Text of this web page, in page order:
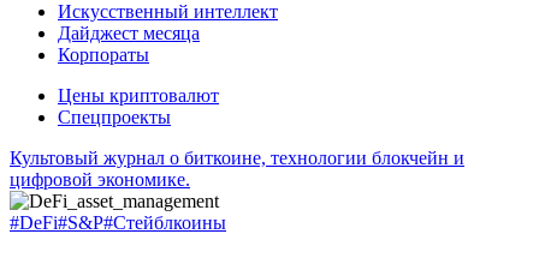
Искусственный интеллект
Дайджест месяца
Корпораты
Цены криптовалют
Спецпроекты
Культовый журнал о биткоине, технологии блокчейн и
цифровой экономике.
#DeFi#S&P#Стейблкоины